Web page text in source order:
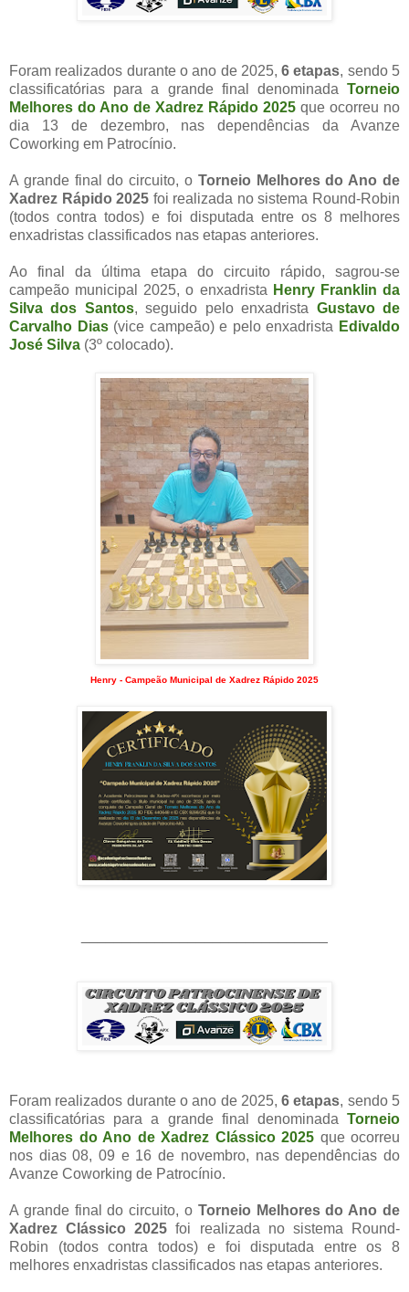
Foram realizados durante o ano de 2025,6 etapas, sendo 5
classificatórias para a grande final denominada Torneio
Melhores do Ano de Xadrez Rápido 2025 que ocorreu no
dia 13 de dezembro, nas dependências da Avanze
Coworking em Patrocínio.
A grande final do circuito, o Torneio Melhores do Ano de
Xadrez Rápido 2025 foi realizada no sistema Round-Robin
(todos contra todos) e foi disputada entre os 8 melhores
enxadristas classificados nas etapas anteriores.
Ao final da última etapa do circuito rápido, sagrou-se
campeão municipal 2025, o enxadrista Henry Franklin da
Silva dos Santos, seguido pelo enxadrista Gustavo de
Carvalho Dias(vice campeão) e pelo enxadrista Edivaldo
José Silva (3º colocado).
Henry - Campeão Municipal de Xadrez Rápido 2025
Foram realizados durante o ano de 2025,6 etapas, sendo 5
classificatórias para a grande final denominada Torneio
Melhores do Ano de Xadrez Clássico 2025 que ocorreu
nos dias 08, 09 e 16 de novembro, nas dependências do
Avanze Coworking de Patrocínio.
A grande final do circuito, o Torneio Melhores do Ano de
Xadrez Clássico 2025 foi realizada no sistema Round-
Robin (todos contra todos) e foi disputada entre os 8
melhores enxadristas classificados nas etapas anteriores.